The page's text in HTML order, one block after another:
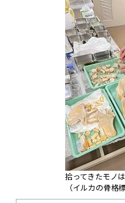
拾ってきたモノ
（イルカの骨格